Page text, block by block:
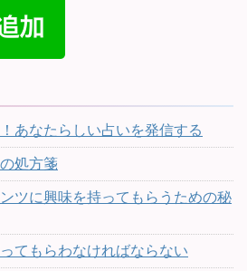
あなたらしい占いを発信する
処方箋
ツに興味を持ってもらうための秘
てもらわなければならない